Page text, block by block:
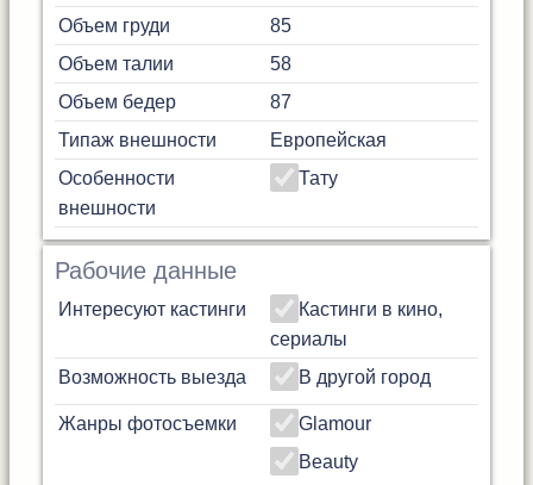
Объем груди
85
Объем талии
58
Объем бедер
87
Типаж внешности
Европейская
Особенности
внешности
Тату
Рабочие данные
Интересуют кастинги
Кастинги в кино,
сериалы
Возможность выезда
В другой город
Жанры фотосъемки
Glamour
Beauty